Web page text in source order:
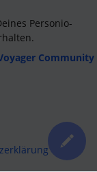
Personio-
Community